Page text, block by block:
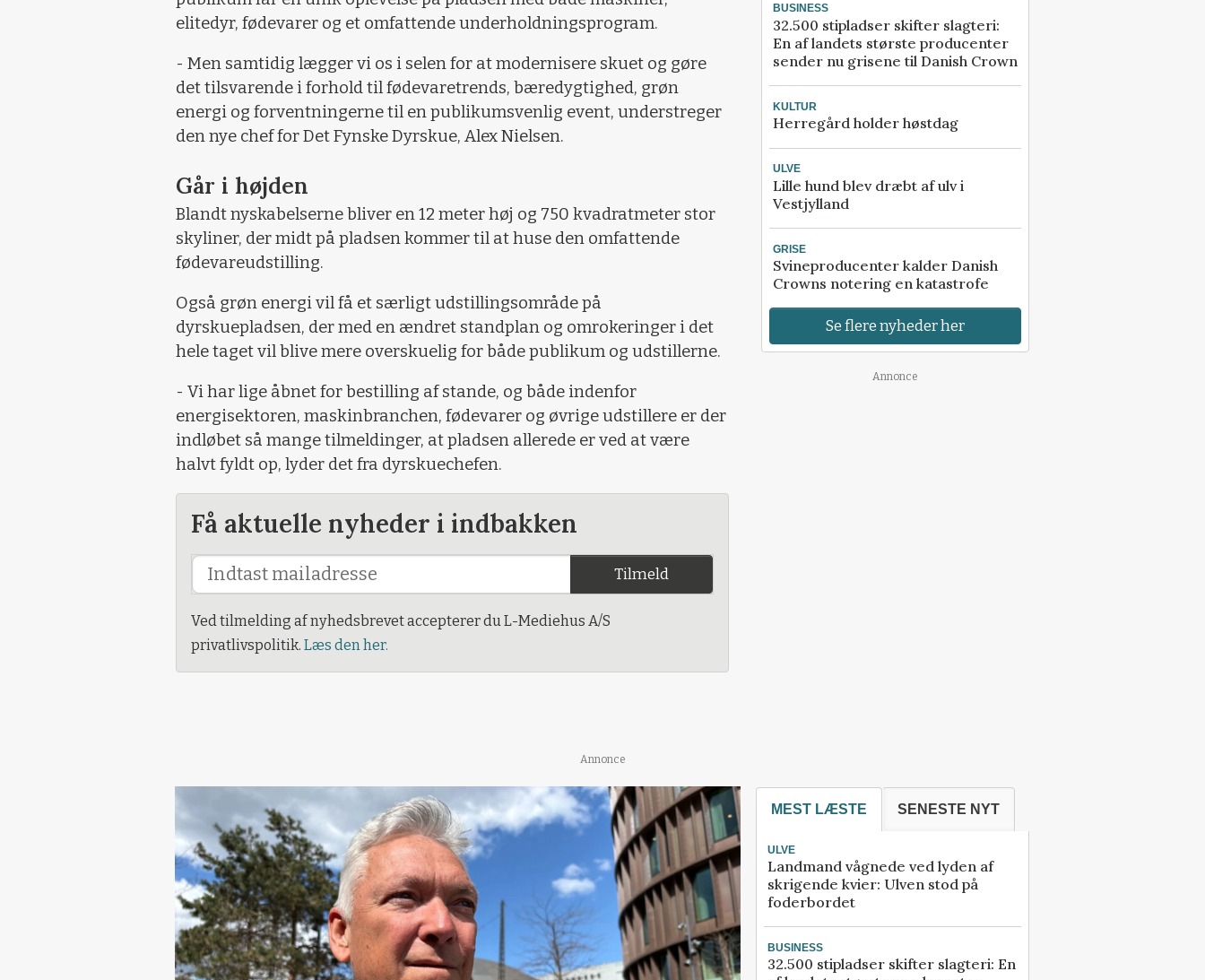
elitedyr, fødevarer og et omfattende underholdningsprogram.
- Men samtidig lægger vi os i selen for at modernisere skuet og gøre
det tilsvarende i forhold til fødevaretrends, bæredygtighed, grøn
energi og forventningerne til en publikumsvenlig event, understreger
den nye chef for Det Fynske Dyrskue, Alex Nielsen.
Går i højden
Blandt nyskabelserne bliver en 12 meter høj og 750 kvadratmeter stor
skyliner, der midt på pladsen kommer til at huse den omfattende
fødevareudstilling.
Også grøn energi vil få et særligt udstillingsområde på
dyrskuepladsen, der med en ændret standplan og omrokeringer i det
hele taget vil blive mere overskuelig for både publikum og udstillerne.
- Vi har lige åbnet for bestilling af stande, og både indenfor
energisektoren, maskinbranchen, fødevarer og øvrige udstillere er der
indløbet så mange tilmeldinger, at pladsen allerede er ved at være
halvt fyldt op, lyder det fra dyrskuechefen.
Få aktuelle nyheder i indbakken
Tilmeld
Ved tilmelding af nyhedsbrevet accepterer du L-Mediehus A/S
privatlivspolitik. Læs den her.
BUSINESS
32.500 stipladser skifter slagteri:
En af landets største producenter
sender nu grisene til Danish Crown
KULTUR
Herregård holder høstdag
ULVE
Lille hund blev dræbt af ulv i
Vestjylland
GRISE
Svineproducenter kalder Danish
Crowns notering en katastrofe
Se flere nyheder her
Annonce
Annonce
MEST LÆSTE SENESTE NYT
ULVE
Landmand vågnede ved lyden af
skrigende kvier: Ulven stod på
foderbordet
BUSINESS
32.500 stipladser skifter slagteri: En